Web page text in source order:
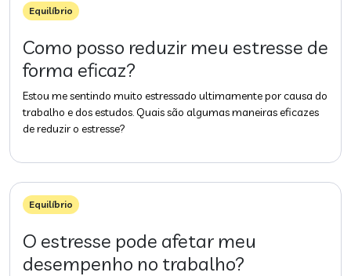
Equilíbrio
Como posso reduzir meu estresse de
forma eficaz?
Estou me sentindo muito estressado ultimamente por causa do
trabalho e dos estudos. Quais são algumas maneiras eficazes
de reduzir o estresse?
Equilíbrio
O estresse pode afetar meu
desempenho no trabalho?